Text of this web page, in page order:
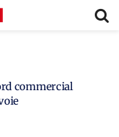
commercial